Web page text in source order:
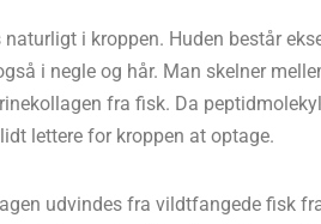
i kroppen. Huden består
i negle og hår. Man skelner
fra fisk. Da
lettere for kroppen at optage.
udvindes fra vildtfangede fisk